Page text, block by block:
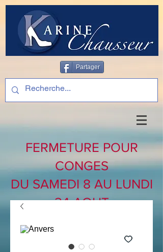
Partager
FERMETURE POUR
CONGES
DU SAMEDI 8 AU LUNDI
24 AOUT